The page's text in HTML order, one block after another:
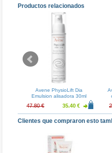
Productos relacionados
Avene PhysioLift Dia
Emulsion alisadora 30ml
47.80 € 35.40 €
Clientes que compraron esto